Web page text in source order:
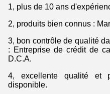
1, plus de 10 ans
2, produits bien connus :
3, bon contrôle de qualité
: Entreprise de crédit de
D.C.A.
4, excellente qualité et
disponible.